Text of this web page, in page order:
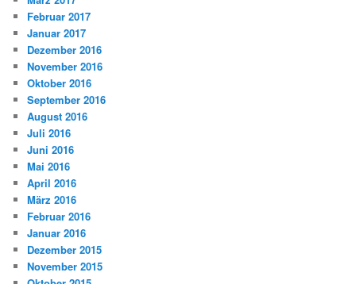
Februar 2017
Januar 2017
Dezember 2016
November 2016
Oktober 2016
September 2016
August 2016
Juli 2016
Juni 2016
Mai 2016
April 2016
März 2016
Februar 2016
Januar 2016
Dezember 2015
November 2015